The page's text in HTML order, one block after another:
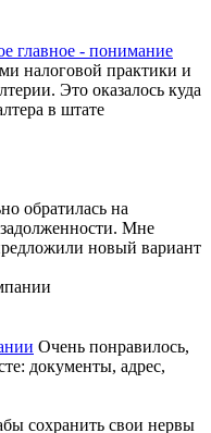
главное - понимание
налоговой практики и
Это оказалось куда
в штате
обратилась на
Мне
новый вариант
Очень понравилось,
документы, адрес,